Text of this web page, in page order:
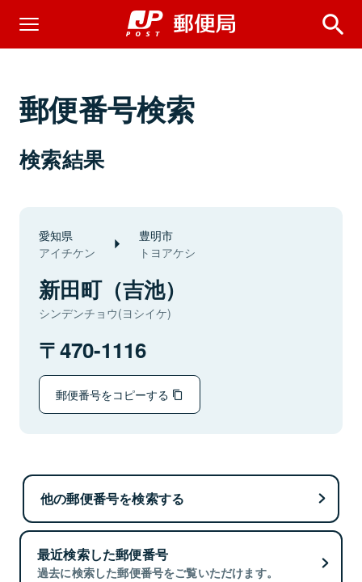
郵便番号検索
検索結果
愛知県
アイチケン
豊明市
トヨアケシ
新田町（吉池）
シンデンチョウ(ヨシイケ)
470-1116
郵便番号をコピーする
他の郵便番号を検索する
最近検索した郵便番号
過去に検索した郵便番号をご覧いただけます。